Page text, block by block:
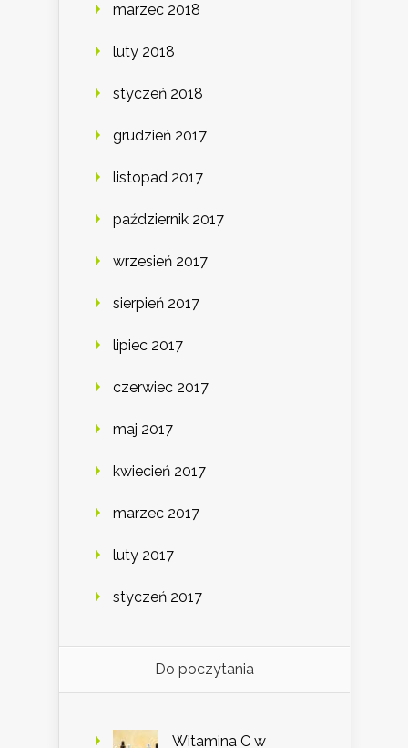
marzec 2018
luty 2018
styczeń 2018
grudzień 2017
listopad 2017
październik 2017
wrzesień 2017
sierpień 2017
lipiec 2017
czerwiec 2017
maj 2017
kwiecień 2017
marzec 2017
luty 2017
styczeń 2017
Do poczytania
Witamina C w